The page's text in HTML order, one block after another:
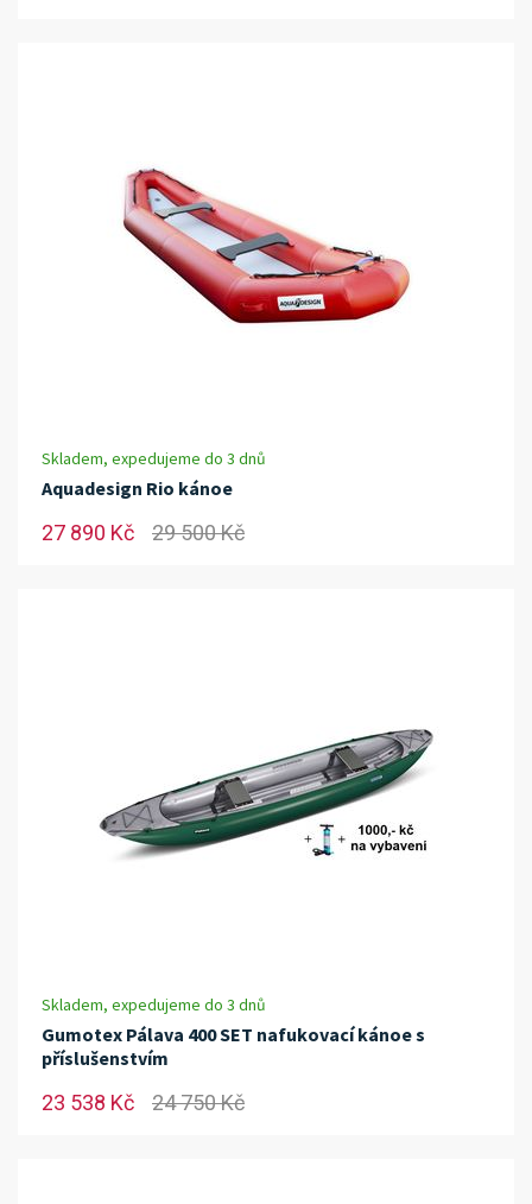
Skladem, expedujeme do 3 dnů
Aquadesign Rio kánoe
27 890 Kč 29 500 Kč
Skladem, expedujeme do 3 dnů
Gumotex Pálava 400 SET nafukovací kánoe s
příslušenstvím
23 538 Kč 24 750 Kč